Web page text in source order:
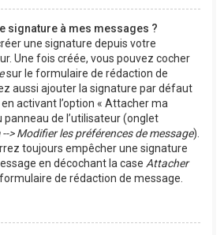
signature à mes messages ?
une signature depuis votre
Une fois créée, vous pouvez cocher
sur le formulaire de rédaction de
aussi ajouter la signature par défaut
activant l’option « Attacher ma
panneau de l’utilisateur (onglet
> Modifier les préférences de message).
toujours empêcher une signature
en décochant la case Attacher
de rédaction de message.